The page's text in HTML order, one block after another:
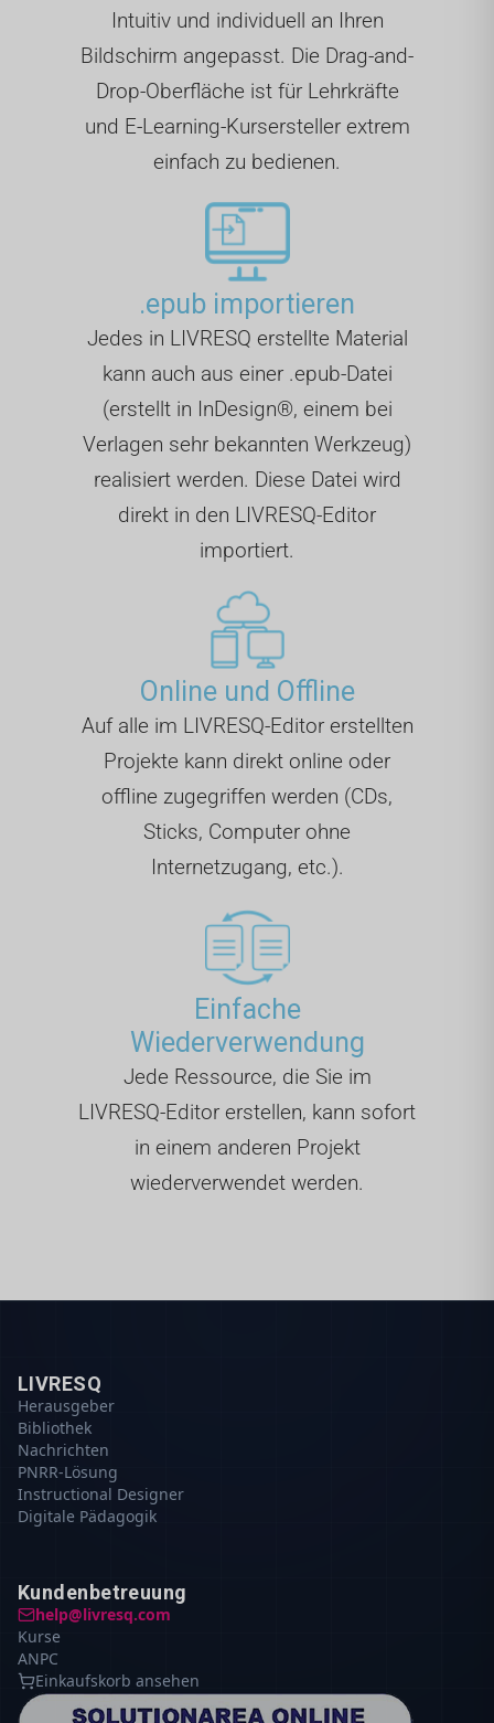
Intuitiv und individuell an Ihren
Bildschirm angepasst. Die Drag-and-
Drop-Oberfläche ist für Lehrkräfte
und E-Learning-Kursersteller extrem
einfach zu bedienen.
.epub importieren
Jedes in LIVRESQ erstellte Material
kann auch aus einer .epub-Datei
(erstellt in InDesign®, einem bei
Verlagen sehr bekannten Werkzeug)
realisiert werden. Diese Datei wird
direkt in den LIVRESQ-Editor
importiert.
Online und Offline
Auf alle im LIVRESQ-Editor erstellten
Projekte kann direkt online oder
offline zugegriffen werden (CDs,
Sticks, Computer ohne
Internetzugang, etc.).
Einfache
Wiederverwendung
Jede Ressource, die Sie im
LIVRESQ-Editor erstellen, kann sofort
in einem anderen Projekt
wiederverwendet werden.
LIVRESQ
Herausgeber
Bibliothek
Nachrichten
PNRR-Lösung
Instructional Designer
Digitale Pädagogik
Kundenbetreuung
help@livresq.com
Kurse
ANPC
Einkaufskorb ansehen